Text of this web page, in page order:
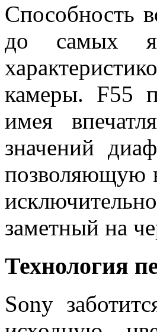
Способность
до самых
камеры. F55
имея
значений
позволяющую
заметный на
Технология
Sony